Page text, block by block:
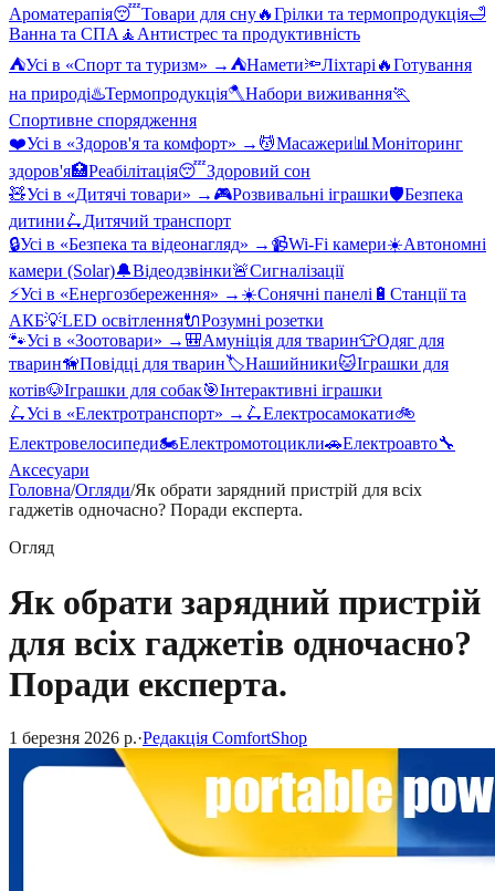
Ароматерапія😴Товари для сну🔥Грілки та термопродукція🛁
Ванна та СПА 🧘 Антистрес та продуктивність
⛺Усі в «Спорт та туризм» → ⛺Намети🔦Ліхтарі 🔥Готування
на природі♨️Термопродукція🪓Набори виживання🏃
Спортивне спорядження
❤️Усі в «Здоров'я та комфорт» → 💆Масажери📊 Моніторинг
здоров'я🏥Реабілітація😴Здоровий сон
🧸Усі в «Дитячі товари» → 🎮Розвивальні іграшки🛡️Безпека
дитини🛴Дитячий транспорт
🔒Усі в «Безпека та відеонагляд» → 📹Wi-Fi камери☀️Автономні
камери (Solar)🔔Відеодзвінки🚨Сигналізації
⚡Усі в «Енергозбереження» → ☀️Сонячні панелі 🔋 Станції та
АКБ💡LED освітлення🔌Розумні розетки
🐾Усі в «Зоотовари» → 🎒Амуніція для тварин👕Одяг для
тварин🦮Повідці для тварин🏷️Нашийники🐱Іграшки для
котів🐶Іграшки для собак🎯Інтерактивні іграшки
🛴Усі в «Електротранспорт» → 🛴Електросамокати🚲
Електровелосипеди🏍️Електромотоцикли🚗Електроавто🔧
Аксесуари
Головна/Огляди/Як обрати зарядний пристрій для всіх
гаджетів одночасно? Поради експерта.
Огляд
Як обрати зарядний пристрій
для всіх гаджетів одночасно?
Поради експерта.
1 березня 2026 р.·Редакція ComfortShop